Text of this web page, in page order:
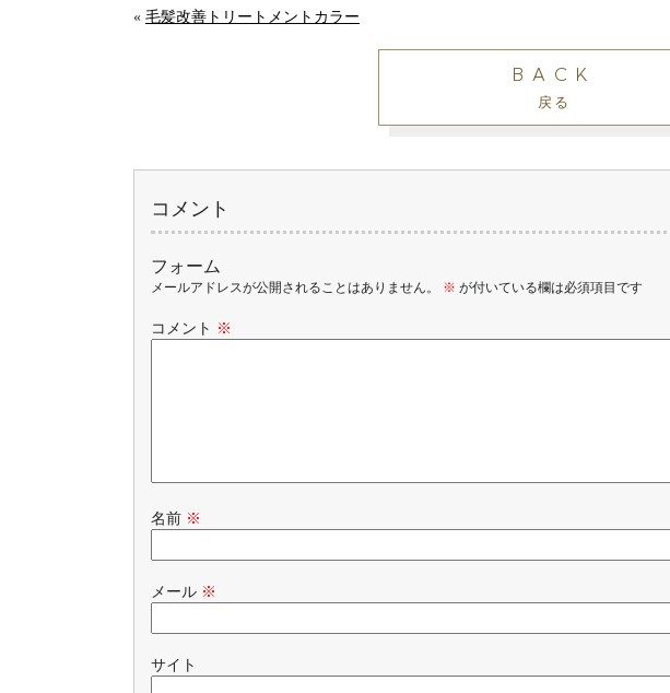
« 毛髪改善トリートメントカラー
BACK
戻る
コメント
フォーム
メールアドレスが公開されることはありません。 ※ が付いている欄は必須項目です
コメント ※
名前 ※
メール ※
サイト